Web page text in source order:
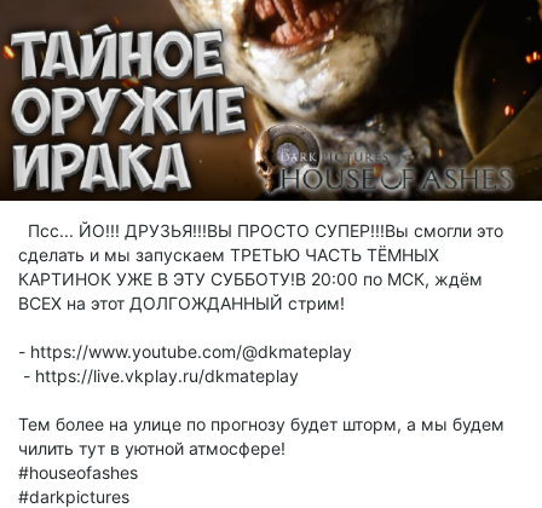
Псс... ЙО!!! ДРУЗЬЯ!!!ВЫ ПРОСТО СУПЕР!!!Вы смогли это
сделать и мы запускаем ТРЕТЬЮ ЧАСТЬ ТЁМНЫХ
КАРТИНОК УЖЕ В ЭТУ СУББОТУ!В 20:00 по МСК, ждём
ВСЕХ на этот ДОЛГОЖДАННЫЙ стрим!
- https://www.youtube.com/@dkmateplay
- https://live.vkplay.ru/dkmateplay
Тем более на улице по прогнозу будет шторм, а мы будем
чилить тут в уютной атмосфере!
#houseofashes
#darkpictures